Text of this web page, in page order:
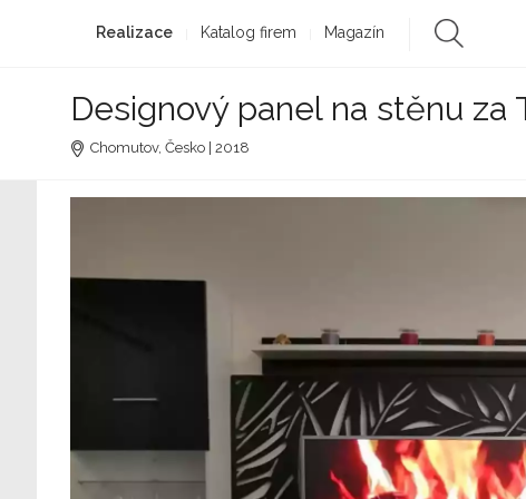
Realizace Katalog firem Magazín
Designový panel na stěnu za
Chomutov, Česko | 2018